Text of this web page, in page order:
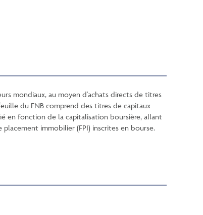
mondiaux, au moyen d'achats directs de titres
du FNB comprend des titres de capitaux
en fonction de la capitalisation boursière, allant
immobilier (FPI) inscrites en bourse.